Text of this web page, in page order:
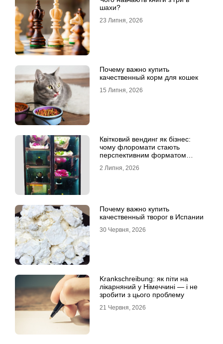
шахи?
23 Липня, 2026
Почему важно купить
качественный корм для кошек
15 Липня, 2026
Квітковий вендинг як бізнес:
чому флоромати стають
перспективним форматом
2 Липня, 2026
Почему важно купить
качественный творог в Испании
30 Червня, 2026
Krankschreibung: як піти на
лікарняний у Німеччині — і не
зробити з цього проблему
21 Червня, 2026